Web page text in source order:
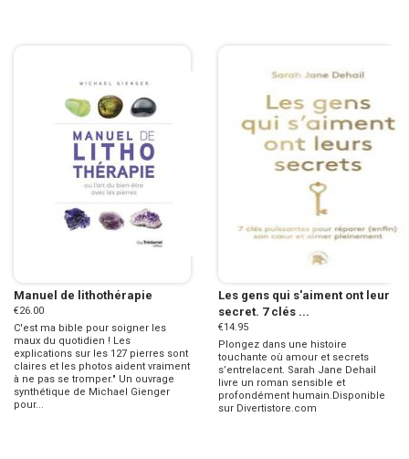
Manuel de lithothérapie
€26.00
C'est ma bible pour soigner les
maux du quotidien ! Les
explications sur les 127 pierres sont
claires et les photos aident vraiment
à ne pas se tromper." Un ouvrage
synthétique de Michael Gienger
pour...
Les gens qui s'aiment ont leur
secret. 7 clés ...
€14.95
Plongez dans une histoire
touchante où amour et secrets
s’entrelacent. Sarah Jane Dehail
livre un roman sensible et
profondément humain.Disponible
sur Divertistore.com